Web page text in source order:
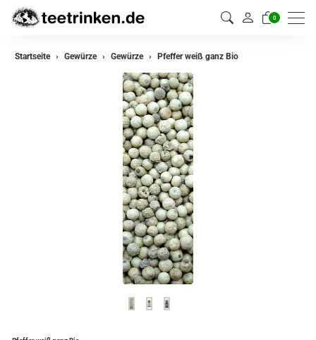
0
zurück
Startseite Gewürze Gewürze Pfeffer weiß ganz Bio